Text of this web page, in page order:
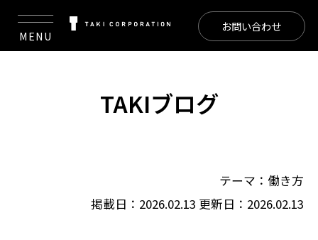
MENU
お問い合わせ
TAKIブログ
テーマ： 働き方
掲載日：2026.02.13 更新日：2026.02.13